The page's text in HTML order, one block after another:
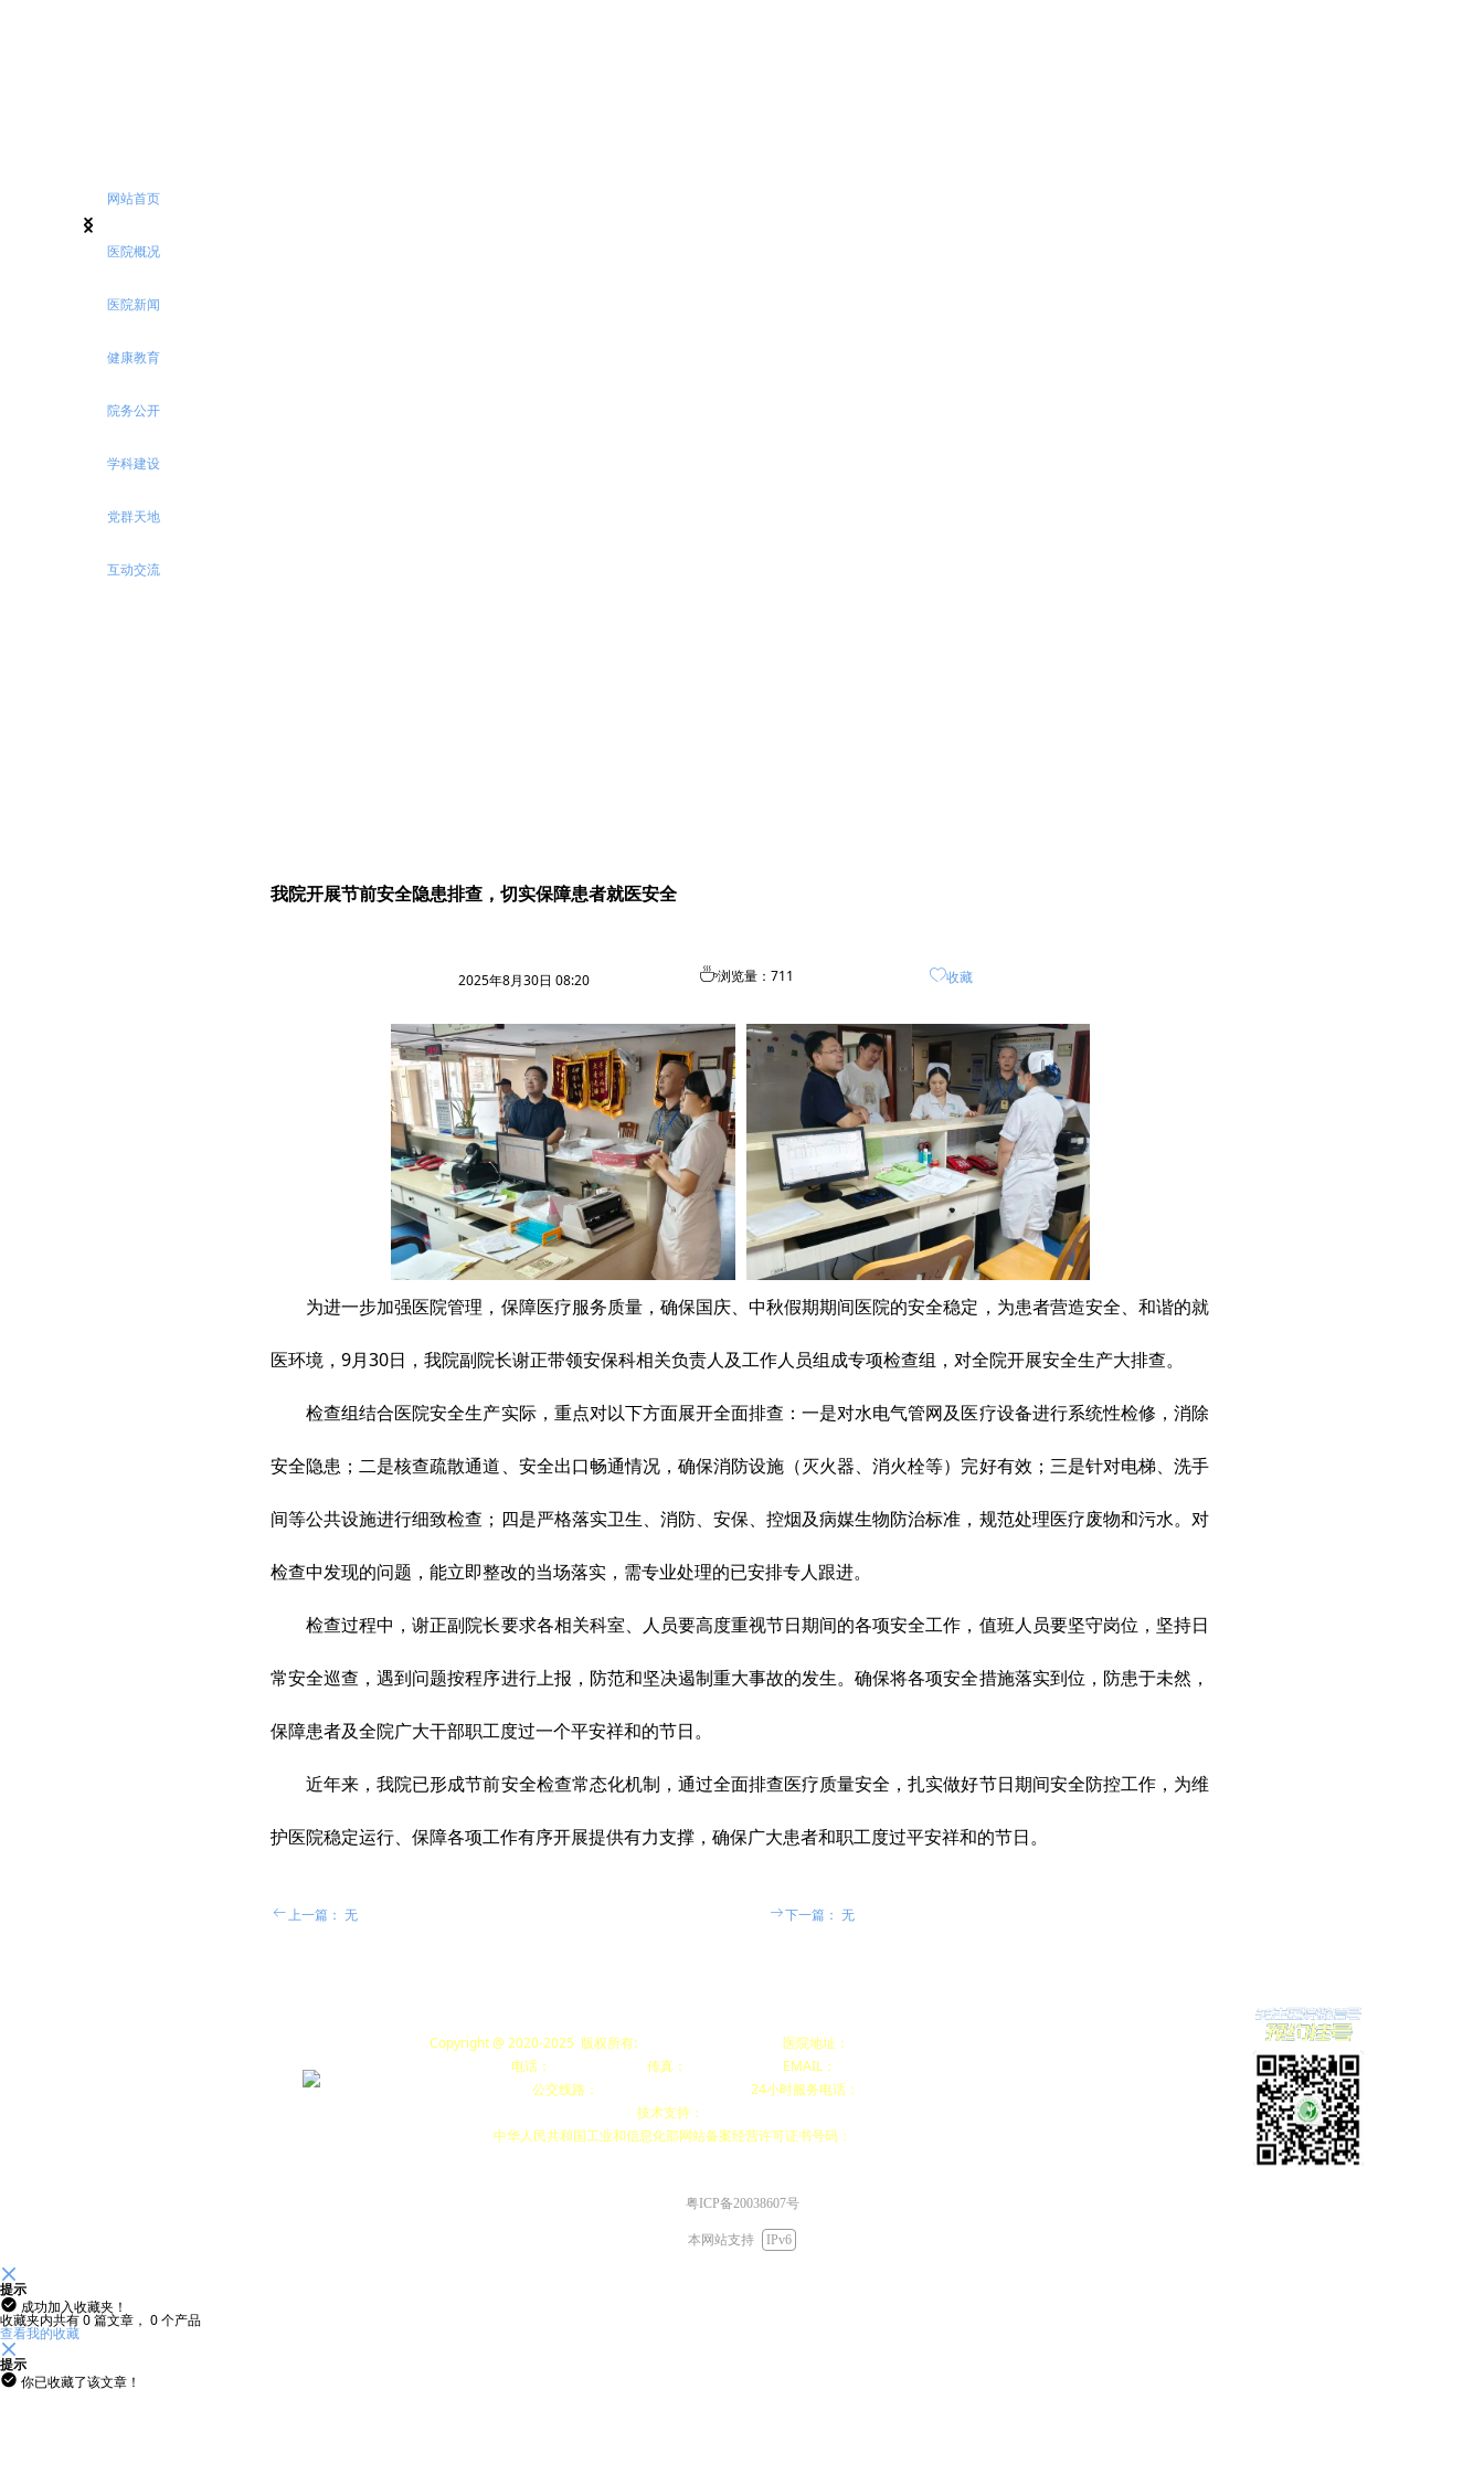
网站首页
医院概况
医院新闻
健康教育
院务公开
学科建设
党群天地
互动交流
넳
넲
我院开展节前安全隐患排查，切实保障患者就医安全
为进一步加强医院管理，保障医疗服务质量，确保国庆、中秋假期期间医院的安全稳定，为患者营造安全、和谐的就
医环境，9月30日，我院副院长谢正带领安保科相关负责人及工作人员组成专项检查组，对全院开展安全生产大排查。
检查组结合医院安全生产实际，重点对以下方面展开全面排查：一是对水电气管网及医疗设备进行系统性检修，消除
安全隐患；二是核查疏散通道、安全出口畅通情况，确保消防设施（灭火器、消火栓等）完好有效；三是针对电梯、洗手
间等公共设施进行细致检查；四是严格落实卫生、消防、安保、控烟及病媒生物防治标准，规范处理医疗废物和污水。对
检查中发现的问题，能立即整改的当场落实，需专业处理的已安排专人跟进。
检查过程中，谢正副院长要求各相关科室、人员要高度重视节日期间的各项安全工作，值班人员要坚守岗位，坚持日
常安全巡查，遇到问题按程序进行上报，防范和坚决遏制重大事故的发生。确保将各项安全措施落实到位，防患于未然，
保障患者及全院广大干部职工度过一个平安祥和的节日。
近年来，我院已形成节前安全检查常态化机制，通过全面排查医疗质量安全，扎实做好节日期间安全防控工作，为维
护医院稳定运行、保障各项工作有序开展提供有力支撑，确保广大患者和职工度过平安祥和的节日。
2025年8月30日 08:20 ꄘ浏览量： 711 ꄀ收藏
ꂃ上一篇： 无 ꁹ下一篇： 无
Copyright @ 2020-2025 版权所有: 医院地址：
电话：
传真： EMAIL：
公交线路：
24小时服务电话：
技术支持：
中华人民共和国工业和信息化部网站备案经营许可证书号码：
粤ICP备20038607号
本网站支持 IPv6
뀖
提示
끹 成功加入收藏夹！
收藏夹内共有0篇文章， 0个产品
查看我的收藏
뀖
提示
끹 你已收藏了该文章！